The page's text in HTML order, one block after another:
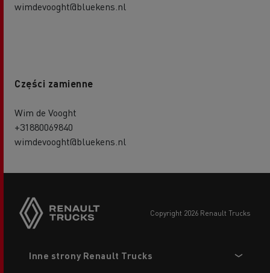
wimdevooght@bluekens.nl
Części zamienne
Wim de Vooght
+31880069840
wimdevooght@bluekens.nl
copyright 2026 Renault Trucks
menu
Inne strony Renault Trucks